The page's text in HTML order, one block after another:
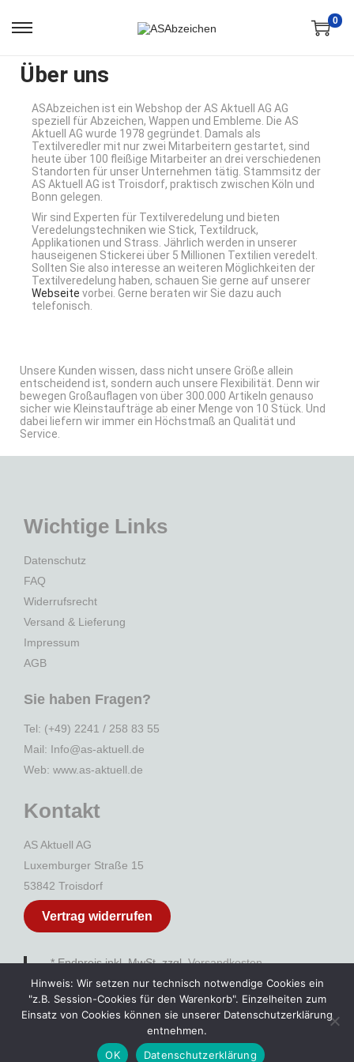
0
Über uns
ASAbzeichen ist ein Webshop der AS Aktuell AG AG
speziell für Abzeichen, Wappen und Embleme. Die AS
Aktuell AG wurde 1978 gegründet. Damals als
Textilveredler mit nur zwei Mitarbeitern gestartet, sind
heute über 100 fleißige Mitarbeiter an drei verschiedenen
Standorten für unser Unternehmen tätig. Stammsitz der
AS Aktuell AG ist Troisdorf, praktisch zwischen Köln und
Bonn gelegen.
Wir sind Experten für Textilveredelung und bieten
Veredelungstechniken wie Stick, Textildruck,
Applikationen und Strass. Jährlich werden in unserer
hauseigenen Stickerei über 5 Millionen Textilien veredelt.
Sollten Sie also interesse an weiteren Möglichkeiten der
Textilveredelung haben, schauen Sie gerne auf unserer
Webseite vorbei. Gerne beraten wir Sie dazu auch
telefonisch.
Unsere Kunden wissen, dass nicht unsere Größe allein
entscheidend ist, sondern auch unsere Flexibilität. Denn wir
bewegen Großauflagen von über 300.000 Artikeln genauso
sicher wie Kleinstaufträge ab einer Menge von 10 Stück. Und
dabei liefern wir immer ein Höchstmaß an Qualität und
Service.
Wichtige Links
Datenschutz
FAQ
Widerrufsrecht
Versand & Lieferung
Impressum
AGB
Sie haben Fragen?
Tel: (+49) 2241 / 258 83 55
Mail: Info@as-aktuell.de
Web: www.as-aktuell.de
Kontakt
AS Aktuell AG
Luxemburger Straße 15
53842 Troisdorf
Vertrag widerrufen
* Endpreis inkl. MwSt. zzgl. Versandkosten
Hinweis: Wir setzen nur technisch notwendige Cookies ein
"z.B. Session-Cookies für den Warenkorb". Einzelheiten zum
Einsatz von Cookies können sie unserer Datenschutzerklärung
entnehmen.
OK
Datenschutzerklärung